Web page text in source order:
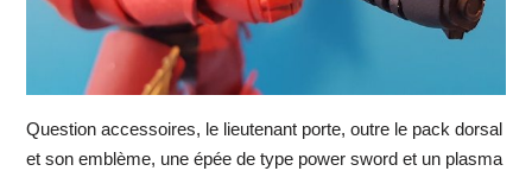
Question accessoires, le lieutenant porte, outre le pack dorsal
et son emblème, une épée de type power sword et un plasma